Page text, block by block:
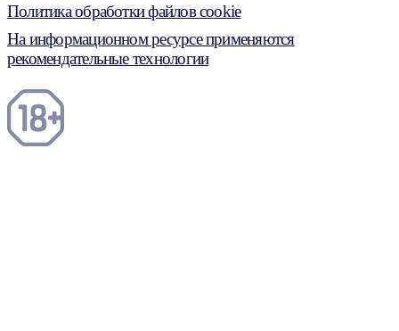
Политика обработки файлов cookie
На информационном ресурсе применяются
рекомендательные технологии